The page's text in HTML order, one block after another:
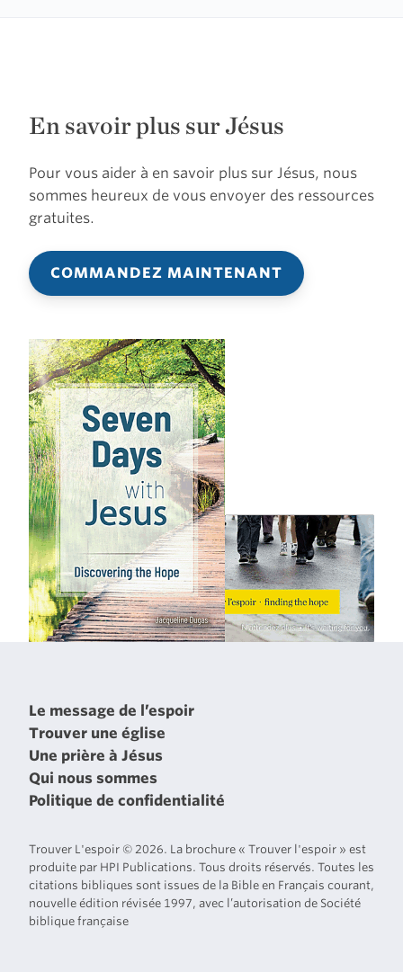
En savoir plus sur Jésus
Pour vous aider à en savoir plus sur Jésus, nous
sommes heureux de vous envoyer des ressources
gratuites.
COMMANDEZ MAINTENANT
Le message de l’espoir
Trouver une église
Une prière à Jésus
Qui nous sommes
Politique de confidentialité
Trouver L'espoir © 2026. La brochure « Trouver l'espoir » est
produite par HPI Publications. Tous droits réservés. Toutes les
citations bibliques sont issues de la Bible en Français courant,
nouvelle édition révisée 1997, avec l’autorisation de Société
biblique française